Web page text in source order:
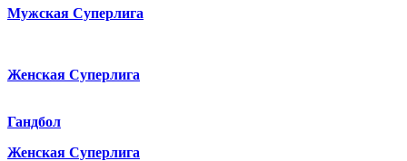
Мужская Суперлига
Женская Суперлига
Гандбол
Женская Суперлига